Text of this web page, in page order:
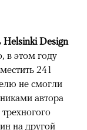
Helsinki Design
в этом году
241
не смогли
автора
на другой